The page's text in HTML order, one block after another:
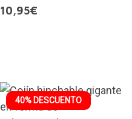
10,95€
40% DESCUENTO